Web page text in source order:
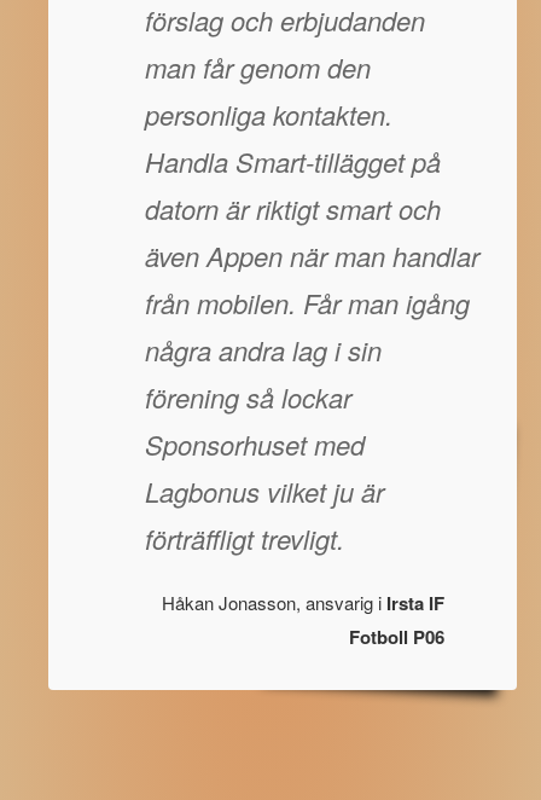
förslag och erbjudanden
man får genom den
personliga kontakten.
Handla Smart-tillägget på
datorn är riktigt smart och
även Appen när man handlar
från mobilen. Får man igång
några andra lag i sin
förening så lockar
Sponsorhuset med
Lagbonus vilket ju är
förträffligt trevligt.
Håkan Jonasson, ansvarig i Irsta IF
Fotboll P06